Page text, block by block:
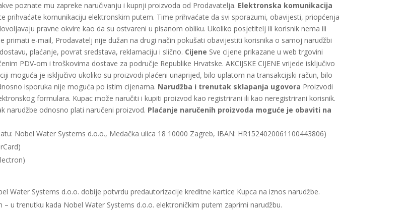
poznate mu zapreke naručivanju i kupnji proizvoda od Prodavatelja. Elektronska komunikacija
prihvaćate komunikaciju elektronskim putem. Time prihvaćate da svi sporazumi, obavijesti, priopćenja
pravne okvire kao da su ostvareni u pisanom obliku. Ukoliko posjetitelj ili korisnik nema ili
primati e-mail, Prodavatelj nije dužan na drugi način pokušati obavijestiti korisnika o samoj narudžbi
plaćanje, povrat sredstava, reklamaciju i slično. Cijene Sve cijene prikazane u web trgovini
PDV-om i troškovima dostave za područje Republike Hrvatske. AKCIJSKE CIJENE vrijede isključivo
moguća je isključivo ukoliko su proizvodi plaćeni unaprijed, bilo uplatom na transakcijski račun, bilo
isporuka nije moguća po istim cijenama. Narudžba i trenutak sklapanja ugovora Proizvodi
formulara. Kupac može naručiti i kupiti proizvod kao registrirani ili kao neregistrirani korisnik.
narudžbe odnosno plati naručeni proizvod. Plaćanje naručenih proizvoda moguće je obaviti na
Nobel Water Systems d.o.o., Medačka ulica 18 10000 Zagreb, IBAN: HR1524020061100443806)
Water Systems d.o.o. dobije potvrdu predautorizacije kreditne kartice Kupca na iznos narudžbe.
u trenutku kada Nobel Water Systems d.o.o. elektroničkim putem zaprimi narudžbu.